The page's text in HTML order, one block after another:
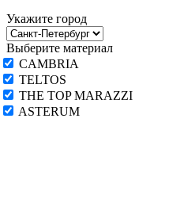
Укажите город
Выберите материал
CAMBRIA
TELTOS
THE TOP MARAZZI
ASTERUM